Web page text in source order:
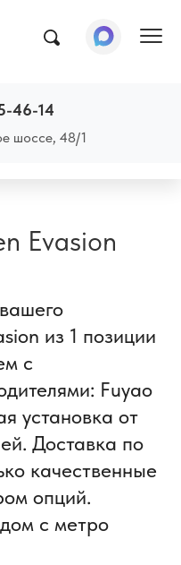
46-14
шоссе, 48/1
Evasion
из 1 позиции
с
Fuyao
установка от
Доставка по
качественные
опций.
с метро